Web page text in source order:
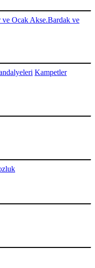
ve Ocak Akse.Bardak ve
Kampetler